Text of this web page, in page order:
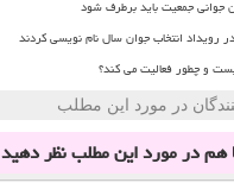
جوانی جمعیت باید برطرف شود
و چطور فعالیت می کند؟
در مورد این مطلب
همدر مورد این مطلبنظر دهید